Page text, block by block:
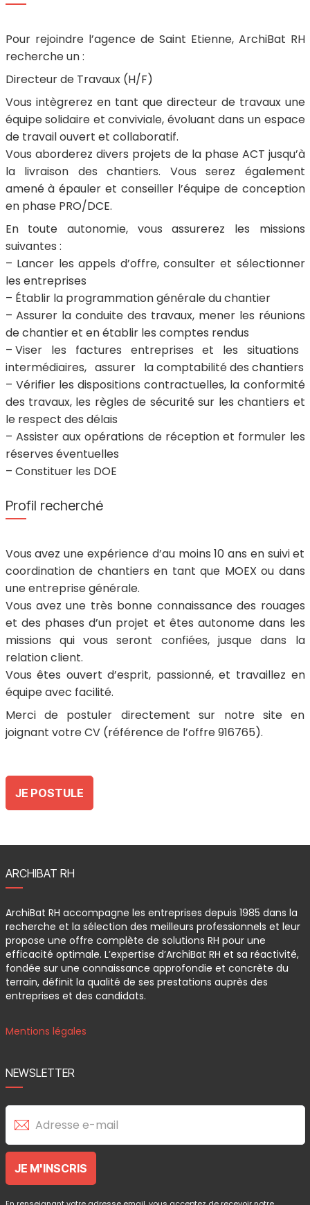
Pour rejoindre l’agence de Saint Etienne, ArchiBat RH
recherche un :
Directeur de Travaux (H/F)
Vous intègrerez en tant que directeur de travaux une
équipe solidaire et conviviale, évoluant dans un espace
de travail ouvert et collaboratif.
Vous aborderez divers projets de la phase ACT jusqu’à
la livraison des chantiers. Vous serez également
amené à épauler et conseiller l’équipe de conception
en phase PRO/DCE.
En toute autonomie, vous assurerez les missions
suivantes :
– Lancer les appels d’offre, consulter et sélectionner
les entreprises
– Établir la programmation générale du chantier
– Assurer la conduite des travaux, mener les réunions
de chantier et en établir les comptes rendus
– Viser les factures entreprises et les situations
intermédiaires, assurer la comptabilité des chantiers
– Vérifier les dispositions contractuelles, la conformité
des travaux, les règles de sécurité sur les chantiers et
le respect des délais
– Assister aux opérations de réception et formuler les
réserves éventuelles
– Constituer les DOE
Profil recherché
Vous avez une expérience d’au moins 10 ans en suivi et
coordination de chantiers en tant que MOEX ou dans
une entreprise générale.
Vous avez une très bonne connaissance des rouages
et des phases d’un projet et êtes autonome dans les
missions qui vous seront confiées, jusque dans la
relation client.
Vous êtes ouvert d’esprit, passionné, et travaillez en
équipe avec facilité.
Merci de postuler directement sur notre site en
joignant votre CV (référence de l’offre 916765).
JE POSTULE
ARCHIBAT RH
ArchiBat RH accompagne les entreprises depuis 1985 dans la
recherche et la sélection des meilleurs professionnels et leur
propose une offre complète de solutions RH pour une
efficacité optimale. L’expertise d’ArchiBat RH et sa réactivité,
fondée sur une connaissance approfondie et concrète du
terrain, définit la qualité de ses prestations auprès des
entreprises et des candidats.
Mentions légales
NEWSLETTER